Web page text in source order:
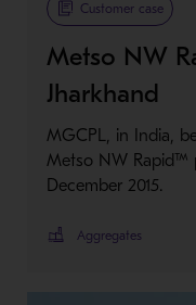
Customer case
Metso NW
Jharkhand
MGCPL, in India,
Metso NW Rapid™
December 2015.
Aggregates